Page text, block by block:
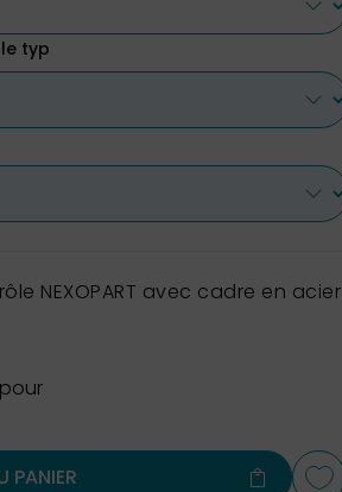
typ
NEXOPART avec cadre en acier
pour
PANIER